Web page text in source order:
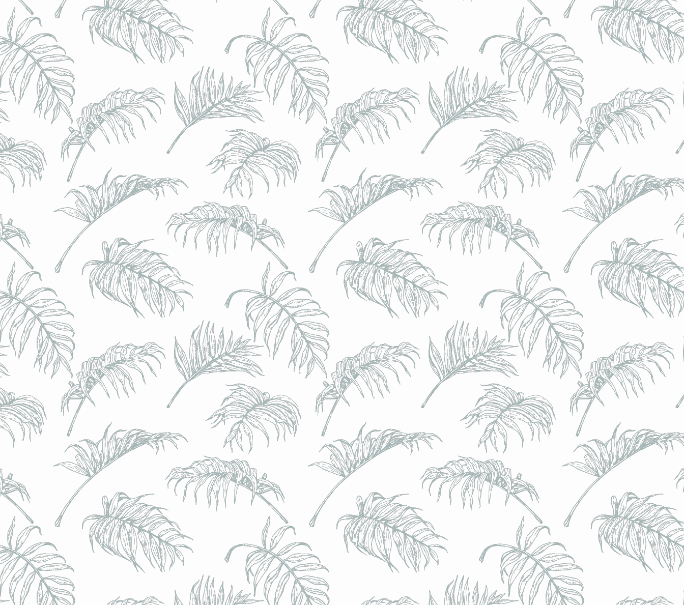
BRULO (UK) - King For A Day NEIPA - (Sans Alcool) - 0,5% - Canette 33cl
BRULO (UK) - King For A Day NEIPA - (Sans Alcool) - 0,5% - Canette 33cl
Achat immédiat